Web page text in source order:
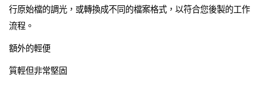
行原始檔的調光，或轉換成不同的檔案格式，以符合您後製的工作
流程。
額外的輕便
質輕但非常堅固